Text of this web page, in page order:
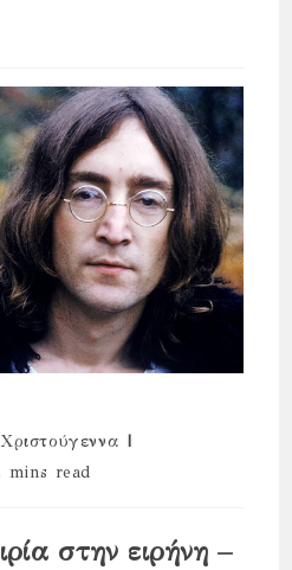
mins read
στην ειρήνη –